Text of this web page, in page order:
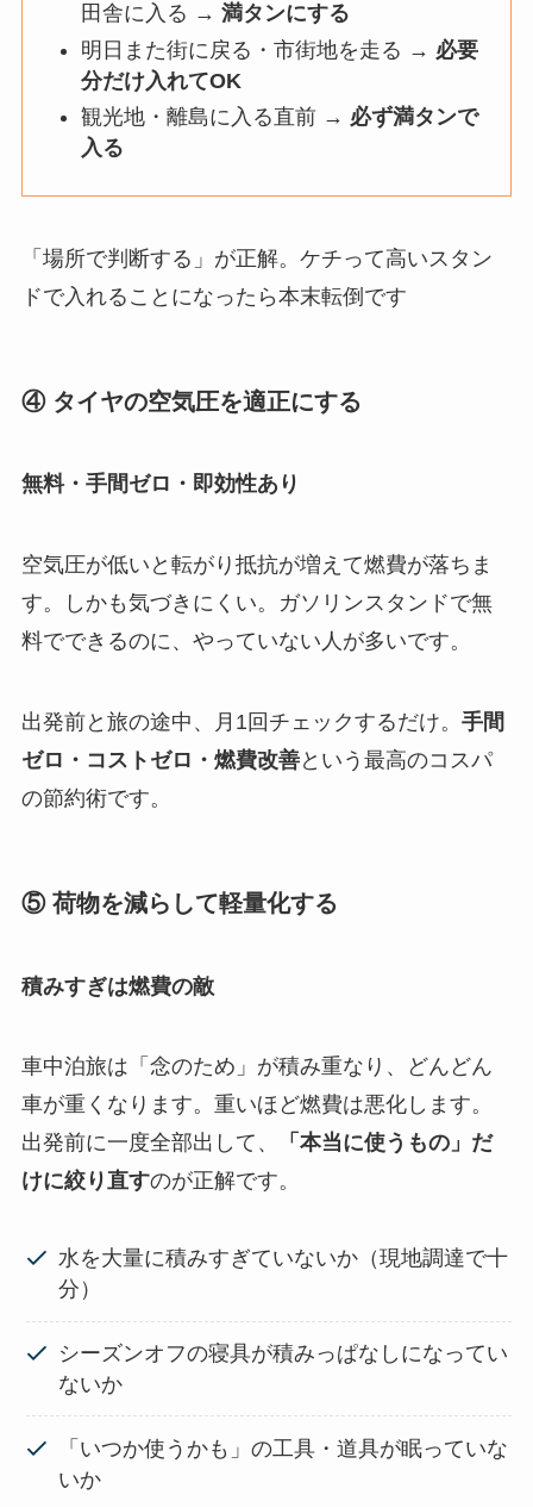
田舎に入る →満タンにする
明日また街に戻る・市街地を走る → 必要
分だけ入れてOK
観光地・離島に入る直前 → 必ず満タンで
入る
「場所で判断する」が正解。ケチって高いスタン
ドで入れることになったら本末転倒です
④ タイヤの空気圧を適正にする
無料・手間ゼロ・即効性あり
空気圧が低いと転がり抵抗が増えて燃費が落ちま
す。しかも気づきにくい。ガソリンスタンドで無
料でできるのに、やっていない人が多いです。
出発前と旅の途中、月1回チェックするだけ。 手間
ゼロ・コストゼロ・燃費改善という最高のコスパ
の節約術です。
⑤ 荷物を減らして軽量化する
積みすぎは燃費の敵
車中泊旅は「念のため」が積み重なり、どんどん
車が重くなります。重いほど燃費は悪化します。
出発前に一度全部出して、
「本当に使うもの」だ
けに絞り直すのが正解です。
水を大量に積みすぎていないか（現地調達で十
分）
シーズンオフの寝具が積みっぱなしになってい
ないか
「いつか使うかも」の工具・道具が眠っていな
いか